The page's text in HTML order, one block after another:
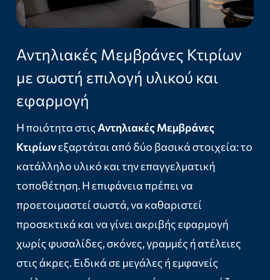
Αντηλιακές Μεμβράνες Κτιρίων
με σωστή επιλογή υλικού και
εφαρμογή
Η ποιότητα στις Αντηλιακές Μεμβράνες
Κτιρίωνεξαρτάται από δύο βασικά στοιχεία: το
κατάλληλο υλικό και την επαγγελματική
τοποθέτηση. Η επιφάνεια πρέπει να
προετοιμαστεί σωστά, να καθαριστεί
προσεκτικά και να γίνει ακριβής εφαρμογή
χωρίς φυσαλίδες, σκόνες, γραμμές ή ατέλειες
στις άκρες. Ειδικά σε μεγάλες ή εμφανείς